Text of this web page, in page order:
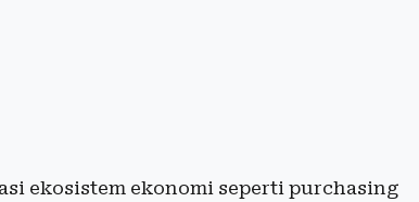
ekosistem ekonomi seperti purchasing